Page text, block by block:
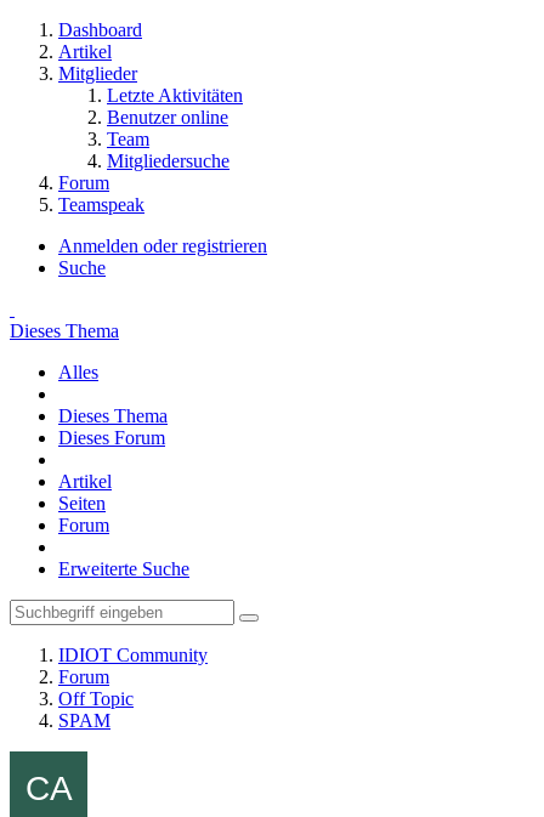
Dashboard
Artikel
Mitglieder
Letzte Aktivitäten
Benutzer online
Team
Mitgliedersuche
Forum
Teamspeak
Anmelden oder registrieren
Suche
Dieses Thema
Alles
Dieses Thema
Dieses Forum
Artikel
Seiten
Forum
Erweiterte Suche
IDIOT Community
Forum
Off Topic
SPAM